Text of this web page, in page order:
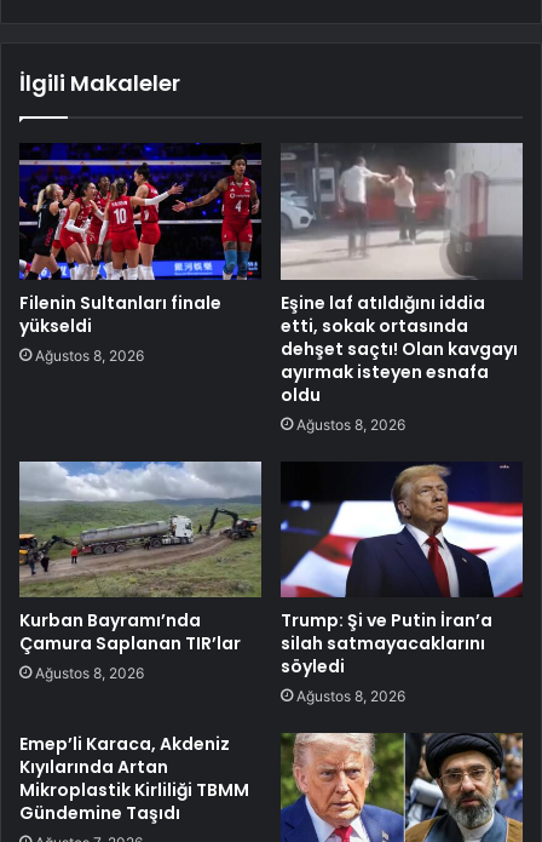
İlgili Makaleler
Filenin Sultanları finale
yükseldi
Ağustos 8, 2026
Eşine laf atıldığını iddia
etti, sokak ortasında
dehşet saçtı! Olan kavgayı
ayırmak isteyen esnafa
oldu
Ağustos 8, 2026
Kurban Bayramı’nda
Çamura Saplanan TIR’lar
Ağustos 8, 2026
Trump: Şi ve Putin İran’a
silah satmayacaklarını
söyledi
Ağustos 8, 2026
Emep’li Karaca, Akdeniz
Kıyılarında Artan
Mikroplastik Kirliliği TBMM
Gündemine Taşıdı